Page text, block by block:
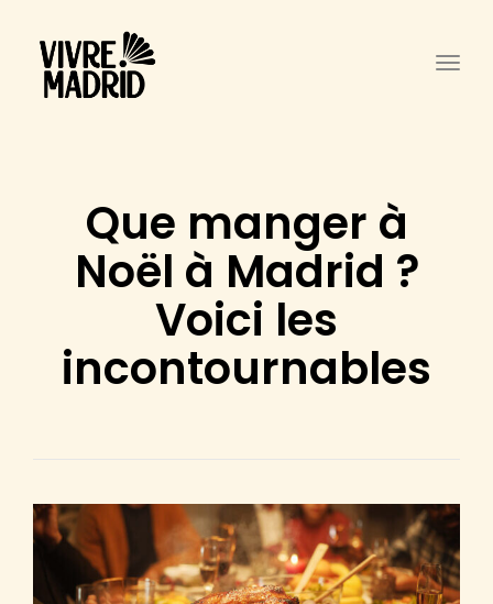
Que manger à
Noël à Madrid ?
Voici les
incontournables